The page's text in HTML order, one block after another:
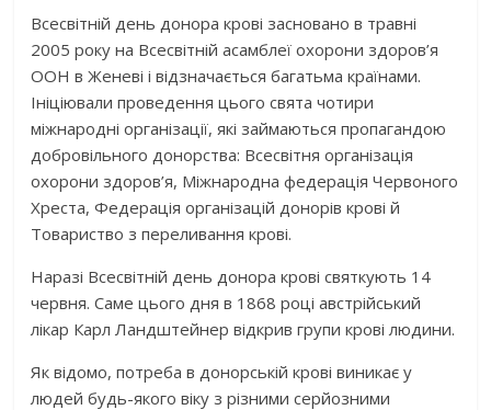
Всесвітній день донора крові засновано в травні
2005 року на Всесвітній асамблеї охорони здоров’я
ООН в Женеві і відзначається багатьма країнами.
Ініціювали проведення цього свята чотири
міжнародні організації, які займаються пропагандою
добровільного донорства: Всесвітня організація
охорони здоров’я, Міжнародна федерація Червоного
Хреста, Федерація організацій донорів крові й
Товариство з переливання крові.
Наразі Всесвітній день донора крові святкують 14
червня. Саме цього дня в 1868 році австрійський
лікар Карл Ландштейнер відкрив групи крові людини.
Як відомо, потреба в донорській крові виникає у
людей будь-якого віку з різними серйозними